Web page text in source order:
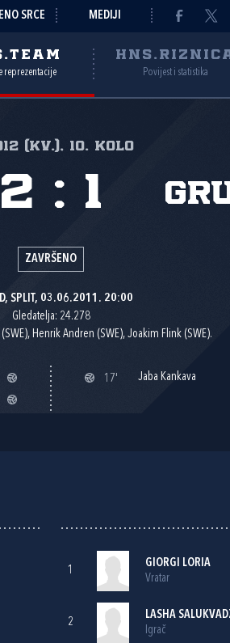
SRCE MEDIJI
reprezentacije Povijest i statistika
(kv.), 10. kolo
2 : 1
ZAVRŠENO
SPLIT, 03.06.2011. 20:00
Gledatelja: 24.278
Henrik Andren (SWE), Joakim Flink (SWE).
17' Jaba Kankava
1
GIORGI LORIA
Vratar
2
LASHA
Igrač